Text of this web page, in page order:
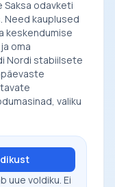
Saksa odavketi
Need kauplused
keskendumise
oma
Nordi stabiilsete
valiku
uue voldiku. Ei